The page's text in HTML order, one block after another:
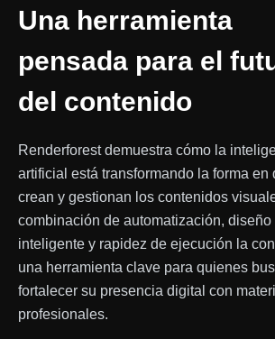
Una herramienta
pensada para el
del contenido
Renderforest demuestra cómo la
artificial está transformando la forma en
crean y gestionan los contenidos
combinación de automatización, diseño
inteligente y rapidez de ejecución la
una herramienta clave para quienes
fortalecer su presencia digital con
profesionales.